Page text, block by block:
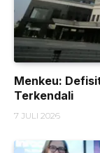
Menkeu:
Terkendali
7 JULI 2026